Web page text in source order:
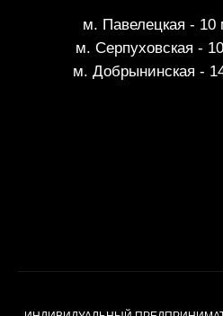
м. Павелецкая - 10
м. Серпуховская -
м. Добрынинская -